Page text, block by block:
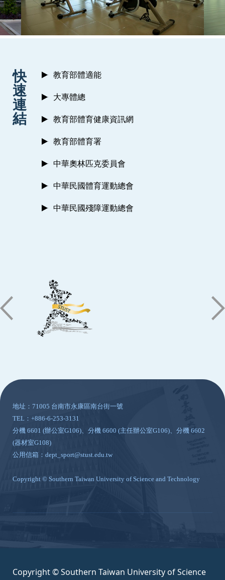
快
速
連
結
教育部體適能
大專體總
教育部體育健康資訊網
教育部體育署
中華奧林匹克委員會
中華民國體育運動總會
中華民國殘障運動總會
地址：71005 台南市永康區南台街一號
TEL：+886-6-253-3131
分機 6601 (辦公室G106)、分機 6600 (主任辦公室G106)、分機 6602
(器材室G108)
公用信箱：dept_sport@stust.edu.tw
Copyright © Southern Taiwan University of Science and Technology
Copyright © Southern Taiwan University of Science